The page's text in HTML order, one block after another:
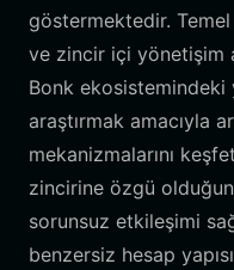
göstermektedir.
ve zincir içi yönetişim
Bonk ekosistemindeki
araştırmak amacıyla
mekanizmalarını
zincirine özgü
sorunsuz etkileşimi
benzersiz hesap